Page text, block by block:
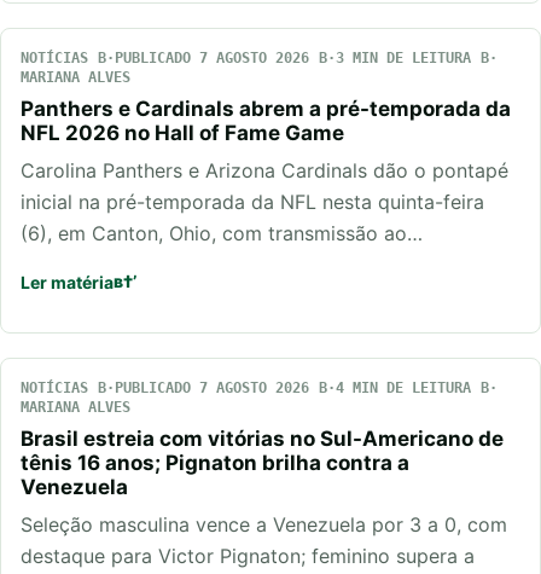
NOTÍCIAS PUBLICADO 7 AGOSTO 2026
3 MIN DE LEITURA
MARIANA ALVES
Panthers e Cardinals abrem a pré-temporada da
NFL 2026 no Hall of Fame Game
Carolina Panthers e Arizona Cardinals dão o pontapé
inicial na pré-temporada da NFL nesta quinta-feira
(6), em Canton, Ohio, com transmissão ao…
Ler matéria
NOTÍCIAS PUBLICADO 7 AGOSTO 2026
4 MIN DE LEITURA
MARIANA ALVES
Brasil estreia com vitórias no Sul-Americano de
tênis 16 anos; Pignaton brilha contra a
Venezuela
Seleção masculina vence a Venezuela por 3 a 0, com
destaque para Victor Pignaton; feminino supera a